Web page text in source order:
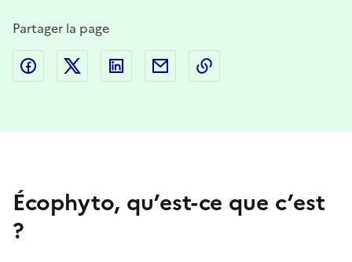
Partager la page
Partager sur Facebook
Partager sur Twitter
Partager sur LinkedIn
Partager par email
Écophyto, qu’est-ce que c’est
?